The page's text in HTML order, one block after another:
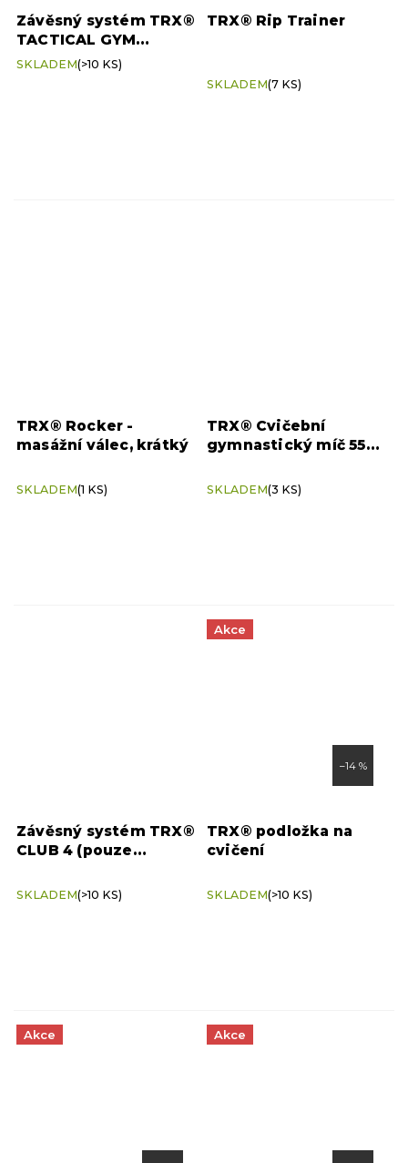
40 kg
Závěsný systém TRX®
TACTICAL GYM
(ORIGINÁLNÍ produkt
Průměrné
SKLADEM(>10 KS)
TRX® Rip Trainer
SKLADEM(7 KS)
TRX® Rocker -
masážní válec, krátký
SKLADEM(1 KS)
TRX® Cvičební
gymnastický míč 55
SKLADEM(3 KS)
Závěsný systém TRX®
CLUB 4 (pouze
SKLADEM(>10 KS)
Akce
–14 %
TRX® podložka na
cvičení
SKLADEM(>10 KS)
Akce Akce